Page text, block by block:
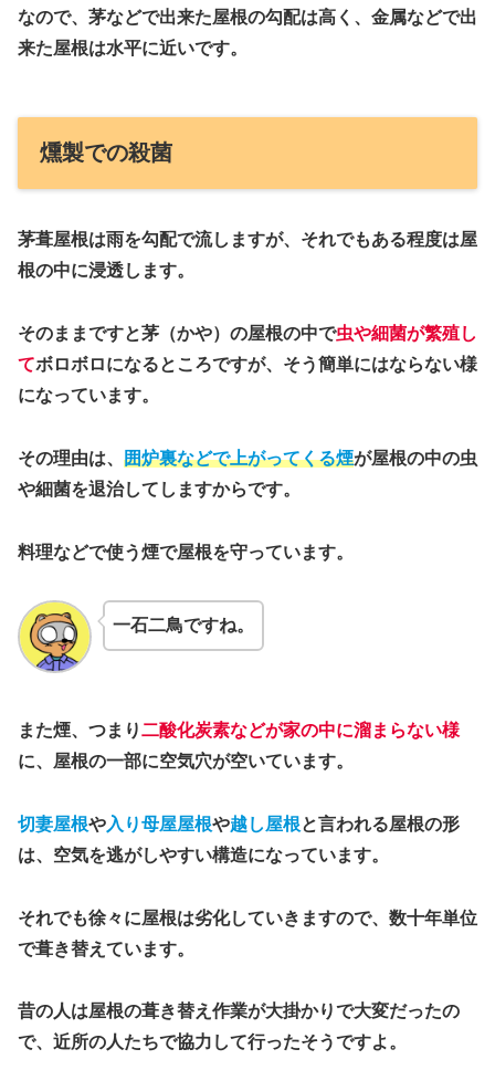
なので、茅などで出来た屋根の勾配は高く、金属などで出
来た屋根は水平に近いです。
燻製での殺菌
茅葺屋根は雨を勾配で流しますが、それでもある程度は屋
根の中に浸透します。
そのままですと茅（かや）の屋根の中で虫や細菌が繁殖し
てボロボロになるところですが、そう簡単にはならない様
になっています。
その理由は、 囲炉裏などで上がってくる煙が屋根の中の虫
や細菌を退治してしますからです。
料理などで使う煙で屋根を守っています。
一石二鳥ですね。
また煙、つまり二酸化炭素などが家の中に溜まらない様
に、屋根の一部に空気穴が空いています。
切妻屋根や入り母屋屋根や越し屋根と言われる屋根の形
は、空気を逃がしやすい構造になっています。
それでも徐々に屋根は劣化していきますので、数十年単位
で葺き替えています。
昔の人は屋根の葺き替え作業が大掛かりで大変だったの
で、近所の人たちで協力して行ったそうですよ。